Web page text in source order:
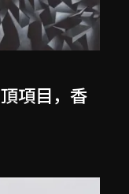
項目，香